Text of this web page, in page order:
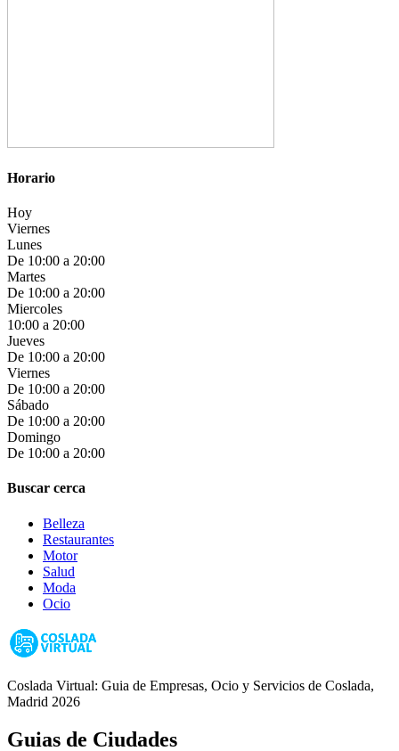
Horario
Hoy
Viernes
Lunes
De 10:00 a 20:00
Martes
De 10:00 a 20:00
Miercoles
10:00 a 20:00
Jueves
De 10:00 a 20:00
Viernes
De 10:00 a 20:00
Sábado
De 10:00 a 20:00
Domingo
De 10:00 a 20:00
Buscar cerca
Belleza
Restaurantes
Motor
Salud
Moda
Ocio
Coslada Virtual: Guia de Empresas, Ocio y Servicios de Coslada,
Madrid 2026
Guias de Ciudades